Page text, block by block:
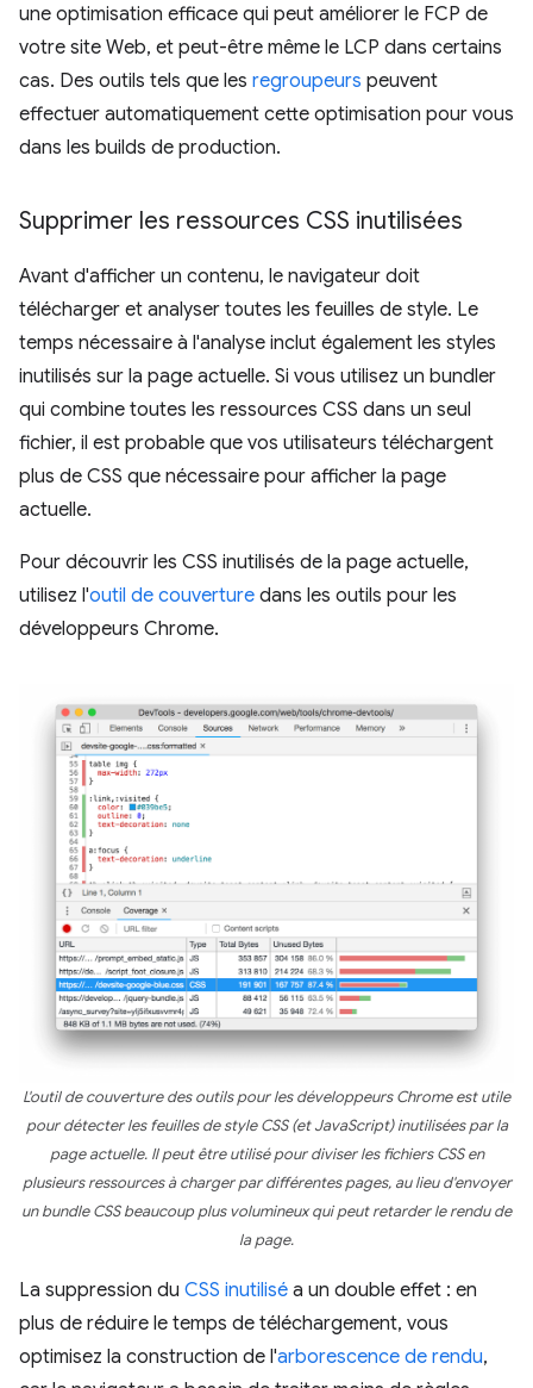
une optimisation efficace qui peut améliorer le FCP de
votre site Web, et peut-être même le LCP dans certains
cas. Des outils tels que les regroupeurs peuvent
effectuer automatiquement cette optimisation pour vous
dans les builds de production.
Supprimer les ressources CSS inutilisées
Avant d'afficher un contenu, le navigateur doit
télécharger et analyser toutes les feuilles de style. Le
temps nécessaire à l'analyse inclut également les styles
inutilisés sur la page actuelle. Si vous utilisez un bundler
qui combine toutes les ressources CSS dans un seul
fichier, il est probable que vos utilisateurs téléchargent
plus de CSS que nécessaire pour afficher la page
actuelle.
Pour découvrir les CSS inutilisés de la page actuelle,
utilisez l'outil de couverture dans les outils pour les
développeurs Chrome.
L'outil de couverture des outils pour les développeurs Chrome est utile
pour détecter les feuilles de style CSS (et JavaScript) inutilisées par la
page actuelle. Il peut être utilisé pour diviser les fichiers CSS en
plusieurs ressources à charger par différentes pages, au lieu d'envoyer
un bundle CSS beaucoup plus volumineux qui peut retarder le rendu de
la page.
La suppression du CSS inutilisé a un double effet : en
plus de réduire le temps de téléchargement, vous
optimisez la construction de l'arborescence de rendu,